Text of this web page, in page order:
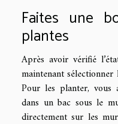
Faites une
plantes
Après avoir vérifié
maintenant
Pour les planter, vous
dans un bac sous le
directement sur les